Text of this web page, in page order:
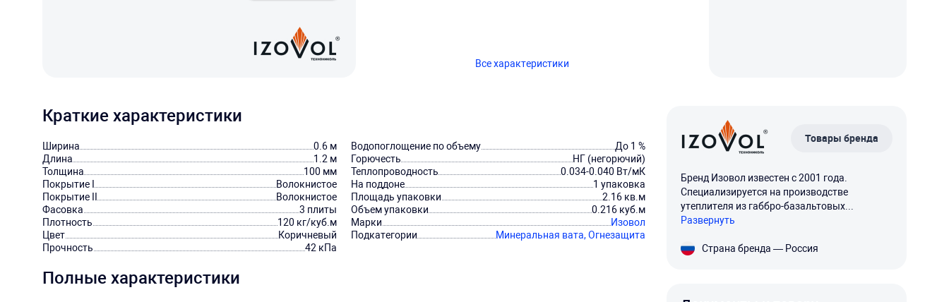
Все характеристики
Краткие характеристики
Ширина
0.6 м
Длина
1.2 м
Толщина
100 мм
Покрытие I
Волокнистое
Покрытие II
Волокнистое
Фасовка
3 плиты
Плотность
120 кг/куб.м
Цвет
Коричневый
Прочность
42 кПа
Водопоглощение по объему
До 1 %
Горючесть
НГ (негорючий)
Теплопроводность
0.034-0.040 Вт/мК
На поддоне
1 упаковка
Площадь упаковки
2.16 кв.м
Объем упаковки
0.216 куб.м
Марки
Изовол
Подкатегории
Минеральная вата,Огнезащита
Полные характеристики
Товары бренда
Бренд Изовол известен с 2001 года.
Специализируется на производстве
утеплителя из габбро-базальтовых...
Развернуть
Страна бренда — Россия